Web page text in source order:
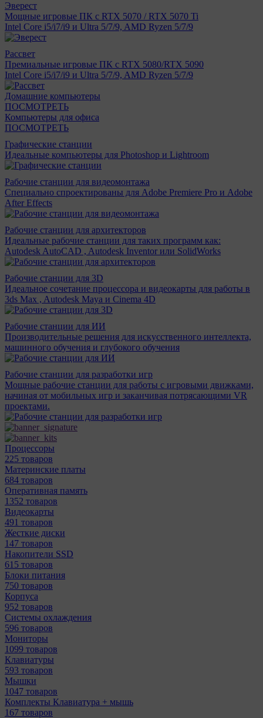
Эверест
Мощные игровые ПК с RTX 5070 / RTX 5070 Ti
Intel Core i5/i7/i9 и Ultra 5/7/9, AMD Ryzen 5/7/9
Рассвет
Премиальные игровые ПК с RTX 5080/RTX 5090
Intel Core i5/i7/i9 и Ultra 5/7/9, AMD Ryzen 5/7/9
Домашние компьютеры
ПОСМОТРЕТЬ
Компьютеры для офиса
ПОСМОТРЕТЬ
Графические станции
Идеальные компьютеры для Photoshop и Lightroom
Рабочие станции для видеомонтажа
Специально спроектированы для Adobe Premiere Pro и Adobe
After Effects
Рабочие станции для архитекторов
Идеальные рабочие станции для таких программ как:
Autodesk AutoCAD , Autodesk Inventor или SolidWorks
Рабочие станции для 3D
Идеальное сочетание процессора и видеокарты для работы в
3ds Max , Autodesk Maya и Cinema 4D
Рабочие станции для ИИ
Производительные решения для искусственного интеллекта,
машинного обучения и глубокого обучения
Рабочие станции для разработки игр
Мощные рабочие станции для работы с игровыми движками,
начиная от мобильных игр и заканчивая потрясающими VR
проектами.
Процессоры
225 товаров
Материнcкие платы
684 товаров
Оперативная память
1352 товаров
Видеокарты
491 товаров
Жесткие диски
147 товаров
Накопители SSD
615 товаров
Блоки питания
750 товаров
Корпуса
952 товаров
Системы охлаждения
596 товаров
Мониторы
1099 товаров
Клавиатуры
593 товаров
Мышки
1047 товаров
Комплекты Клавиатура + мышь
167 товаров